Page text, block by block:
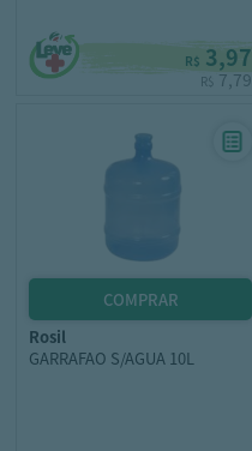
R$ 3,97
R$ 7,79
rosil
GARRAFAO S/AGUA 10L